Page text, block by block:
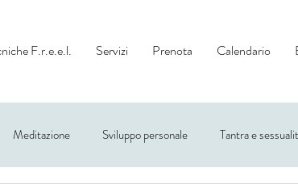
F.r.e.e.l. Servizi Prenota Calendario
Meditazione Sviluppo personale Tantra e